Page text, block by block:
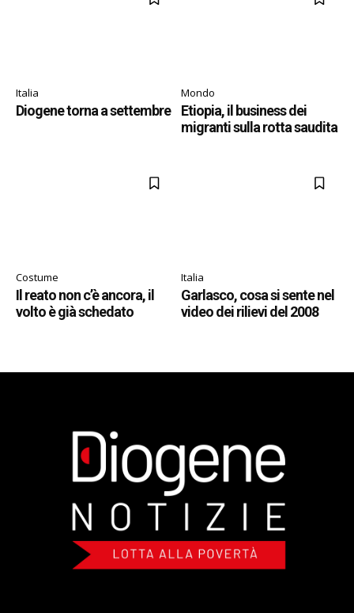
Italia
Diogene torna a settembre
Mondo
Etiopia, il business dei
migranti sulla rotta saudita
Costume
Il reato non c’è ancora, il
volto è già schedato
Italia
Garlasco, cosa si sente nel
video dei rilievi del 2008